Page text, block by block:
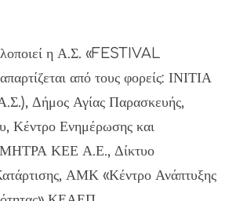
η Α.Σ. «FESTIVAL
από τους φορείς: ΙΝΙΤΙΑ
Δήμος Αγίας Παρασκευής,
Κέντρο Ενημέρωσης και
ΚΕΕ Α.Ε., Δίκτυο
ΑΜΚ «Κέντρο Ανάπτυξης